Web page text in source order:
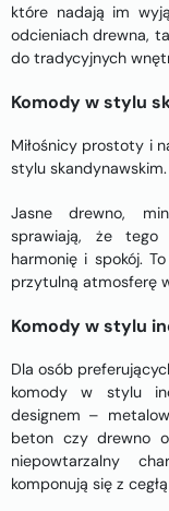
które nadają im
odcieniach drewna,
do tradycyjnych
Komody w stylu
Miłośnicy prostoty i
stylu skandynawskim.
Jasne drewno,
sprawiają, że
harmonię i spokój.
przytulną atmosferę
Komody w stylu
Dla osób
komody w stylu
designem –
beton czy drewno
niepowtarzalny
komponują się z